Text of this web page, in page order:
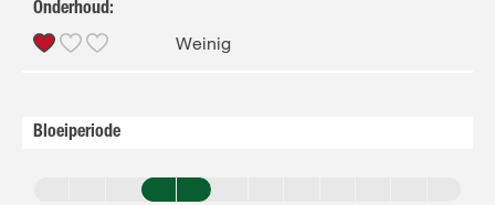
Onderhoud:
Weinig
Bloeiperiode